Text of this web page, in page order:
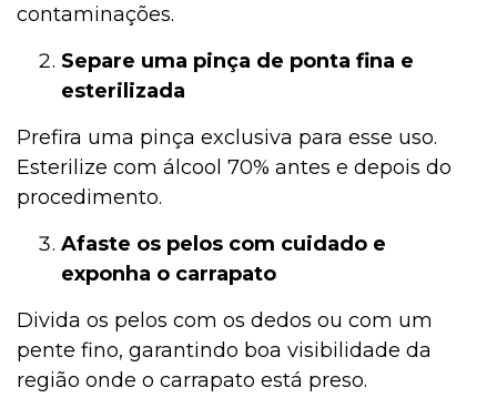
contaminações.
Separe uma pinça de ponta fina e
esterilizada
Prefira uma pinça exclusiva para esse uso.
Esterilize com álcool 70% antes e depois do
procedimento.
Afaste os pelos com cuidado e
exponha o carrapato
Divida os pelos com os dedos ou com um
pente fino, garantindo boa visibilidade da
região onde o carrapato está preso.